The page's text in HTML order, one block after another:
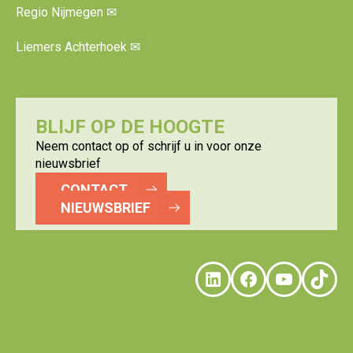
Regio Nijmegen ✉
Liemers Achterhoek ✉
BLIJF OP DE HOOGTE
Neem contact op of schrijf u in voor onze
nieuwsbrief
CONTACT
NIEUWSBRIEF
LinkedIn
Facebook